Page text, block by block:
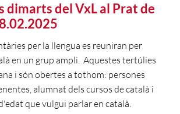
dimarts del VxL al Prat de
per la llengua es reuniran per
en un grup ampli. Aquestes tertúlies
i són obertes a tothom: persones
alumnat dels cursos de català i
que vulgui parlar en català.